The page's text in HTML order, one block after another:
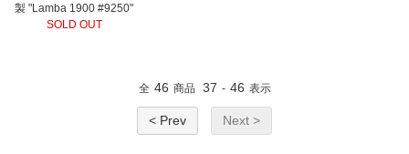
製 "Lamba 1900 #9250"
SOLD OUT
全 46 商品 37 - 46 表示
< Prev Next >